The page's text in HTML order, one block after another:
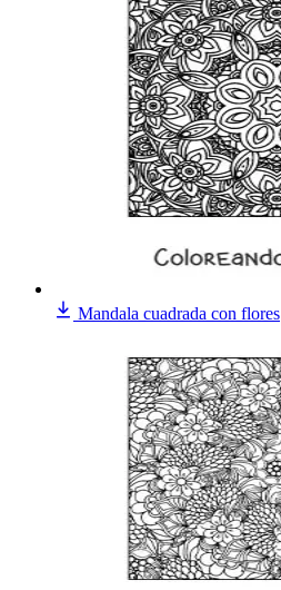
Mandala cuadrada con flores